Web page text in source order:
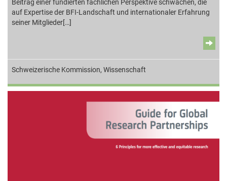
Beitrag einer fundierten fachlichen Perspektive schwächen, die
auf Expertise der BFI-Landschaft und internationaler Erfahrung
seiner Mitglieder[…]
Schweizerische Kommission, Wissenschaft